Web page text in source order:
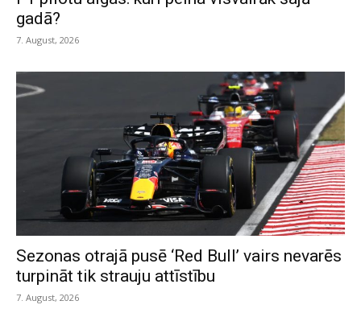
gadā?
7. August, 2026
Sezonas otrajā pusē ‘Red Bull’ vairs nevarēs
turpināt tik strauju attīstību
7. August, 2026